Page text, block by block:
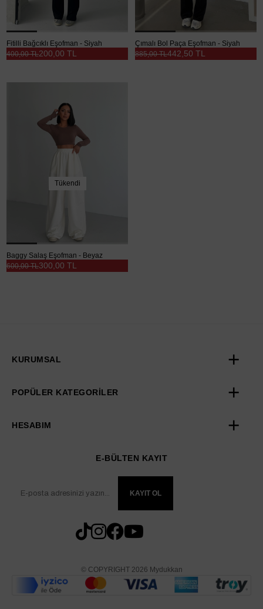
Fitilli Bağcıklı Eşofman - Siyah
200,00 TL
400,00 TL
Çımalı Bol Paça Eşofman - Siyah
442,50 TL
885,00 TL
Tükendi
Baggy Salaş Eşofman - Beyaz
300,00 TL
600,00 TL
KURUMSAL
POPÜLER KATEGORİLER
HESABIM
E-BÜLTEN KAYIT
KAYIT OL
© COPYRIGHT 2026 Mydukkan